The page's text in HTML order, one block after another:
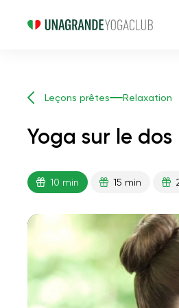
Leçons prêtes Relaxation
Yoga sur le
10 min 15 min